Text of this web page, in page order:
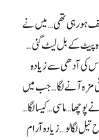
ہو رہی تھی… میں نے
وہ پیٹ کے بل لیٹ گئی…
کی آدھی سے زیادہ
مزہ آنے لگا… جب میں
پوچھا… ماسی… کیسا لگا…
لگا لو… زیادہ آرام